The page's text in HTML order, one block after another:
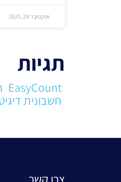
אוקטובר 29, 2025
תגיות
EasyCount
חשבונית